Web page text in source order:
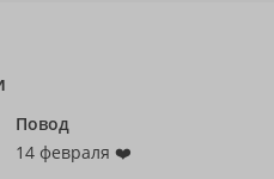
Повод
14 февраля ❤️